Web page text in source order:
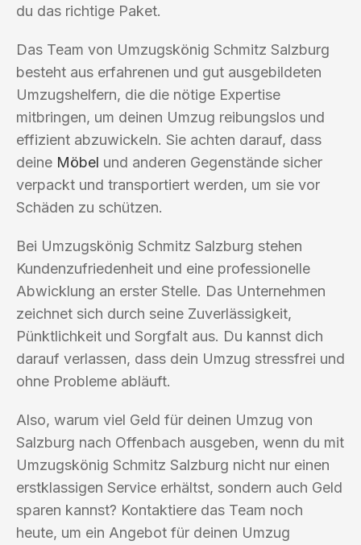
du das richtige Paket.
Das Team von Umzugskönig Schmitz Salzburg
besteht aus erfahrenen und gut ausgebildeten
Umzugshelfern, die die nötige Expertise
mitbringen, um deinen Umzug reibungslos und
effizient abzuwickeln. Sie achten darauf, dass
deine Möbel und anderen Gegenstände sicher
verpackt und transportiert werden, um sie vor
Schäden zu schützen.
Bei Umzugskönig Schmitz Salzburg stehen
Kundenzufriedenheit und eine professionelle
Abwicklung an erster Stelle. Das Unternehmen
zeichnet sich durch seine Zuverlässigkeit,
Pünktlichkeit und Sorgfalt aus. Du kannst dich
darauf verlassen, dass dein Umzug stressfrei und
ohne Probleme abläuft.
Also, warum viel Geld für deinen Umzug von
Salzburg nach Offenbach ausgeben, wenn du mit
Umzugskönig Schmitz Salzburg nicht nur einen
erstklassigen Service erhältst, sondern auch Geld
sparen kannst? Kontaktiere das Team noch
heute, um ein Angebot für deinen Umzug